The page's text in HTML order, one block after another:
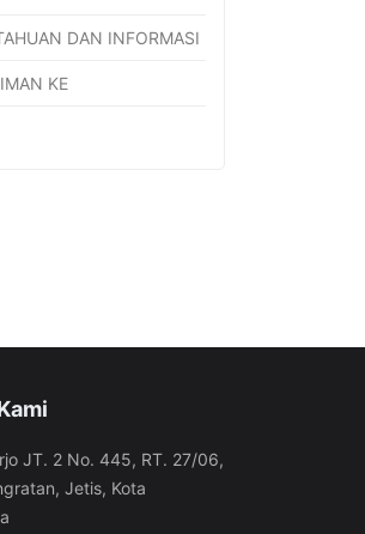
DAN INFORMASI
KE
JT. 2 No. 445, RT. 27/06,
Jetis, Kota